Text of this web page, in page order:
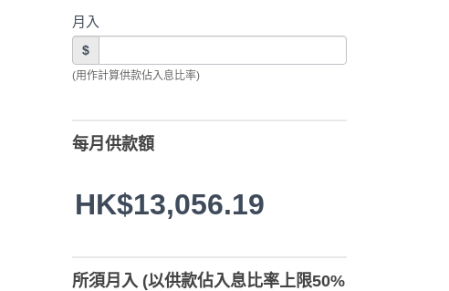
月入
$
(用作計算供款佔入息比率)
每月供款額
HK$13,056.19
所須月入 (以供款佔入息比率上限50%